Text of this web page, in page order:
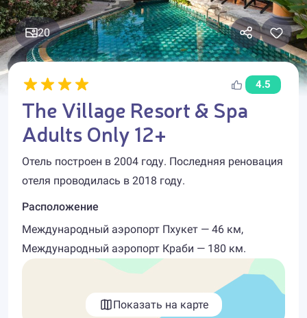
20
4.5
The Village Resort & Spa
Adults Only 12+
Отель построен в 2004 году. Последняя реновация
отеля проводилась в 2018 году.
Расположение
Международный аэропорт Пхукет — 46 км,
Международный аэропорт Краби — 180 км.
Показать на карте